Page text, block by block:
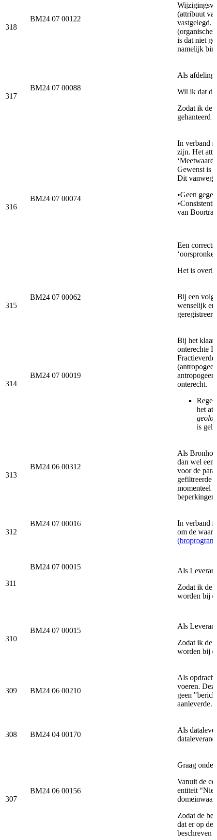
318
BM24 07 00122
(attribuut
vastgelegd.
is dat niet
namelijk
317
BM24 07 00088
Als afdeling
Wil ik dat de
Zodat ik de
gehanteerd
316
BM24 07 00074
In verband
zijn. Het
Gewenst is
Dit
•Geen
van
Een
Het is
315
BM24 07 00062
Bij een
wenselijk en
314
BM24 07 00019
Bij het klaar
onterechte
onterecht.
het
is
313
BM24 06 00312
Als
dan wel een
voor de
gefiltreerde
momenteel
beperkingen
312
BM24 07 00016
In verband
om de
311
BM24 07 00015
Als
Zodat ik de
worden bij
310
BM24 07 00015
Als
Zodat ik de
worden bij
309 BM24 06 00210
Als
voeren.
geen
aanleverde.
308 BM24 04 00170
Als
307
BM24 06 00156
Graag
Vanuit de
entiteit
Zodat de
dat er op de
beschreven